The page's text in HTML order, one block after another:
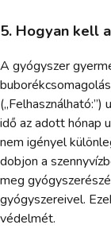
5. Hogyan kell
A gyógyszer
idő az adott hónap
nem igényel
dobjon a
meg
gyógyszereivel.
védelmét.